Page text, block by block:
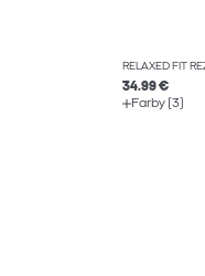
RELAXED FIT
34.99 €
Farby (3)